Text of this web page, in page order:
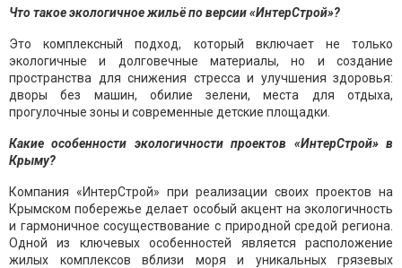
Что такое экологичное жильё по версии«ИнтерСтрой»?
Это комплексный подход, который включает не только
экологичные и долговечные материалы, но и создание
пространства для снижения стресса и улучшения здоровья:
дворы без машин, обилие зелени, места для отдыха,
прогулочные зоны и современные детские площадки.
Какие особенности экологичности проектов «ИнтерСтрой»в
Крыму?
Компания «ИнтерСтрой» при реализации своих проектов на
Крымском побережье делает особый акцент на экологичность
и гармоничное сосуществование с природной средой региона.
Одной из ключевых особенностей является расположение
жилых комплексов вблизи моря и уникальных грязевых